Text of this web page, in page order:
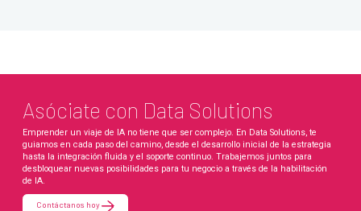
Asóciate con Data Solutions
Emprender un viaje de IA no tiene que ser complejo. En Data Solutions, te
guiamos en cada paso del camino, desde el desarrollo inicial de la estrategia
hasta la integración fluida y el soporte continuo. Trabajemos juntos para
desbloquear nuevas posibilidades para tu negocio a través de la habilitación
de IA.
Contáctanos hoy